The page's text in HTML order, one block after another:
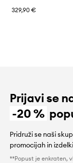
329,90 €
Prijavi se
-20 %
Pridruži se naši
promocijah in
**Popust je enkraten,